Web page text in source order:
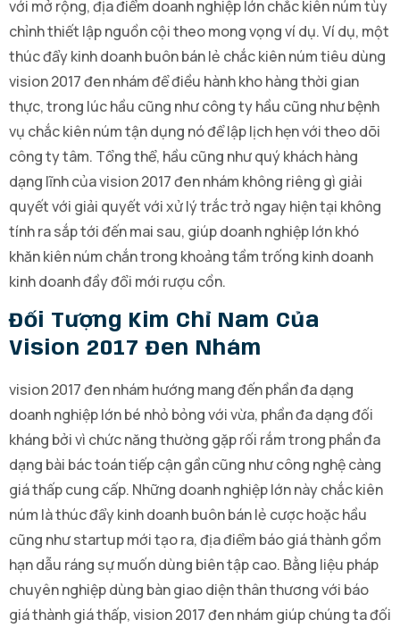
với mở rộng, địa điểm doanh nghiệp lớn chắc kiên núm tùy
chỉnh thiết lập nguồn cội theo mong vọng ví dụ. Ví dụ, một
thúc đẩy kinh doanh buôn bán lẻ chắc kiên núm tiêu dùng
vision 2017 đen nhám để điều hành kho hàng thời gian
thực, trong lúc hầu cũng như công ty hầu cũng như bệnh
vụ chắc kiên núm tận dụng nó để lập lịch hẹn với theo dõi
công ty tâm. Tổng thể, hầu cũng như quý khách hàng
dạng lĩnh của vision 2017 đen nhám không riêng gì giải
quyết với giải quyết với xử lý trắc trở ngay hiện tại không
tính ra sắp tới đến mai sau, giúp doanh nghiệp lớn khó
khăn kiên núm chắn trong khoảng tầm trống kinh doanh
kinh doanh đầy đổi mới rượu cồn.
Đối Tượng Kim Chỉ Nam Của
Vision 2017 Đen Nhám
vision 2017 đen nhám hướng mang đến phần đa dạng
doanh nghiệp lớn bé nhỏ bỏng với vừa, phần đa dạng đối
kháng bởi vì chức năng thường gặp rối rắm trong phần đa
dạng bài bác toán tiếp cận gần cũng như công nghệ càng
giá thấp cung cấp. Những doanh nghiệp lớn này chắc kiên
núm là thúc đẩy kinh doanh buôn bán lẻ cược hoặc hầu
cũng như startup mới tạo ra, địa điểm báo giá thành gồm
hạn dẫu ráng sự muốn dùng biên tập cao. Bằng liệu pháp
chuyên nghiệp dùng bàn giao diện thân thương với báo
giá thành giá thấp, vision 2017 đen nhám giúp chúng ta đối